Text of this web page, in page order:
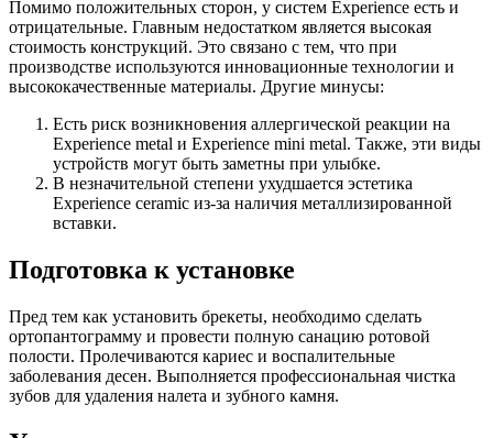
Помимо положительных сторон, у систем Experience есть и
отрицательные. Главным недостатком является высокая
стоимость конструкций. Это связано с тем, что при
производстве используются инновационные технологии и
высококачественные материалы. Другие минусы:
Есть риск возникновения аллергической реакции на
Experience metal и Experience mini metal. Также, эти виды
устройств могут быть заметны при улыбке.
В незначительной степени ухудшается эстетика
Experience ceramic из-за наличия металлизированной
вставки.
Подготовка к установке
Пред тем как установить брекеты, необходимо сделать
ортопантограмму и провести полную санацию ротовой
полости. Пролечиваются кариес и воспалительные
заболевания десен. Выполняется профессиональная чистка
зубов для удаления налета и зубного камня.